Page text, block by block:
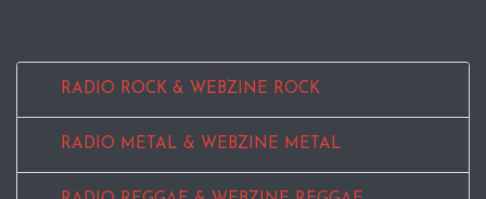
RADIO ROCK & WEBZINE ROCK
RADIO METAL & WEBZINE METAL